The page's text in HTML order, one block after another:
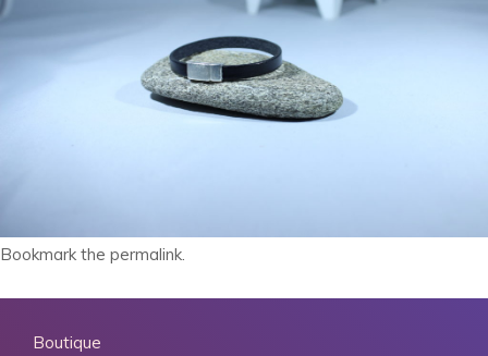
Bookmark the permalink.
Boutique